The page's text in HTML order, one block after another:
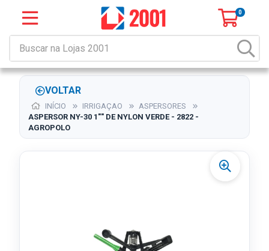
0
VOLTAR
INÍCIO IRRIGAÇAO
ASPERSORES
ASPERSOR NY-30 1"" DE NYLON VERDE - 2822 -
AGROPOLO